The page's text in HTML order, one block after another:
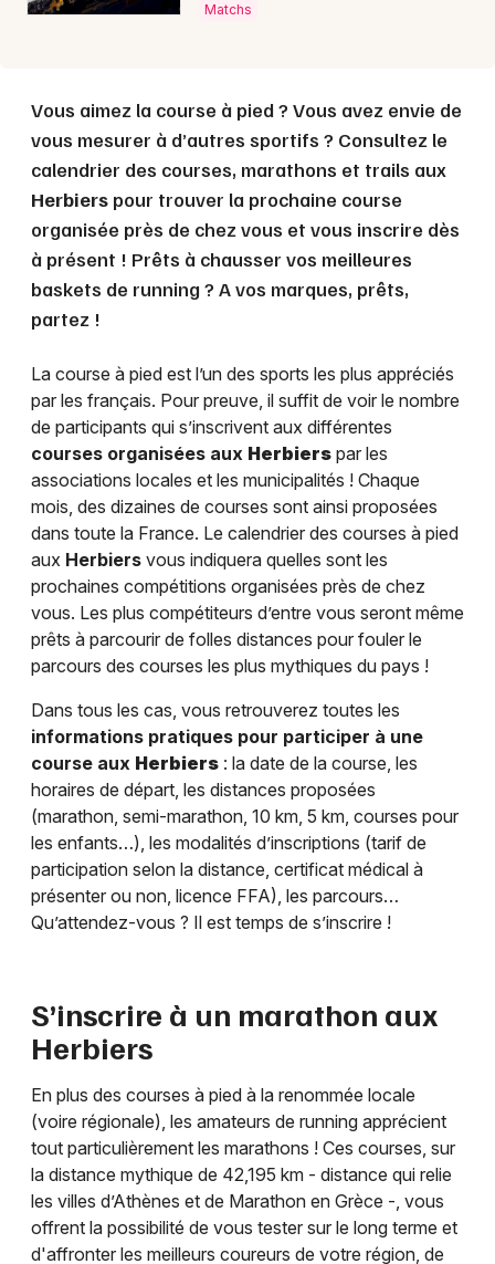
Matchs
Vous aimez la course à pied ? Vous avez envie de
vous mesurer à d’autres sportifs ? Consultez le
calendrier des courses, marathons et trails aux
Herbiers pour trouver la prochaine course
organisée près de chez vous et vous inscrire dès
à présent ! Prêts à chausser vos meilleures
baskets de running ? A vos marques, prêts,
partez !
La course à pied est l’un des sports les plus appréciés
par les français. Pour preuve, il suffit de voir le nombre
de participants qui s’inscrivent aux différentes
courses organisées aux Herbiers par les
associations locales et les municipalités ! Chaque
mois, des dizaines de courses sont ainsi proposées
dans toute la France. Le calendrier des courses à pied
aux Herbiers vous indiquera quelles sont les
prochaines compétitions organisées près de chez
vous. Les plus compétiteurs d’entre vous seront même
prêts à parcourir de folles distances pour fouler le
parcours des courses les plus mythiques du pays !
Dans tous les cas, vous retrouverez toutes les
informations pratiques pour participer à une
course aux Herbiers : la date de la course, les
horaires de départ, les distances proposées
(marathon, semi-marathon, 10 km, 5 km, courses pour
les enfants…), les modalités d’inscriptions (tarif de
participation selon la distance, certificat médical à
présenter ou non, licence FFA), les parcours…
Qu’attendez-vous ? Il est temps de s’inscrire !
S’inscrire à un marathon aux
Herbiers
En plus des courses à pied à la renommée locale
(voire régionale), les amateurs de running apprécient
tout particulièrement les marathons ! Ces courses, sur
la distance mythique de 42,195 km - distance qui relie
les villes d’Athènes et de Marathon en Grèce -, vous
offrent la possibilité de vous tester sur le long terme et
d'affronter les meilleurs coureurs de votre région, de